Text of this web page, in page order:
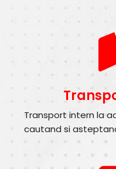
Transport intern la
cautand si